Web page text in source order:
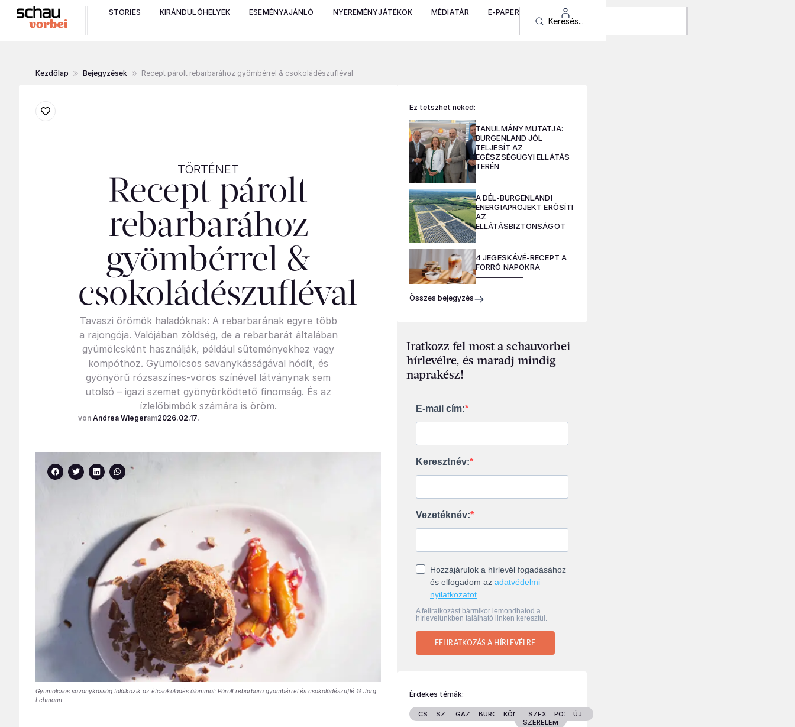
STORIES KIRÁNDULÓHELYEK ESEMÉNYAJÁNLÓ NYEREMÉNYJÁTÉKOK MÉDIATÁR E-PAPER
Kezdőlap Bejegyzések Recept párolt rebarbarához gyömbérrel & csokoládészufléval
TÖRTÉNET
Recept párolt
rebarbarához
gyömbérrel &
csokoládészufléval
Tavaszi örömök haladóknak: A rebarbarának egyre több
a rajongója. Valójában zöldség, de a rebarbarát általában
gyümölcsként használják, például süteményekhez vagy
kompóthoz. Gyümölcsös savanykásságával hódít, és
gyönyörű rózsaszínes-vörös színével látványnak sem
utolsó – igazi szemet gyönyörködtető finomság. És az
ízlelőbimbók számára is öröm.
Andrea Wieger 2026.02.17.
Gyümölcsös savanykásság találkozik az étcsokoládés álommal: Párolt rebarbara gyömbérrel és csokoládészuflé © Jörg
Lehmann
Ez tetszhet neked:
TANULMÁNY MUTATJA:
BURGENLAND JÓL
TELJESÍT AZ
EGÉSZSÉGÜGYI ELLÁTÁS
TERÉN
A DÉL-BURGENLANDI
ENERGIAPROJEKT ERŐSÍTI
AZ
ELLÁTÁSBIZTONSÁGOT
4 JEGESKÁVÉ-RECEPT A
FORRÓ NAPOKRA
Összes bejegyzés
Iratkozz fel most a schauvorbei
hírlevélre, és maradj mindig
naprakész!
E-mail cím:
Keresztnév:
Vezetéknév:
Hozzájárulok a hírlevél fogadásához
és elfogadom az adatvédelmi
nyilatkozatot
A feliratkozást bármikor lemondhatod a
hírlevelünkben található linken keresztül.
FELIRATKOZÁS A HÍRLEVÉLRE
Érdekes témák:
CSALÁDSZTÁROKGAZDASÁGBURGENLANDKÖNYVEKSZEX &
SZERELEM
POLITIKA
ÚJ